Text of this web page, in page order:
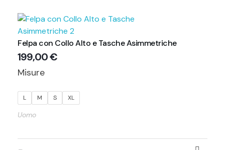
Felpa con Collo Alto e Tasche Asimmetriche
199,00€
Misure
L M S XL
Uomo